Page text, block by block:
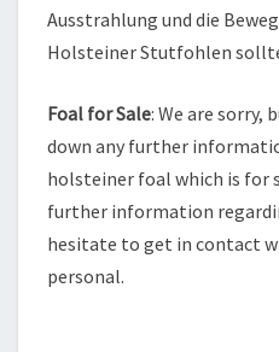
Ausstrahlung und die
Holsteiner Stutfohlen
Foal for Sale: We are sorry,
down any further
holsteiner foal which is for
further information
hesitate to get in contact
personal.